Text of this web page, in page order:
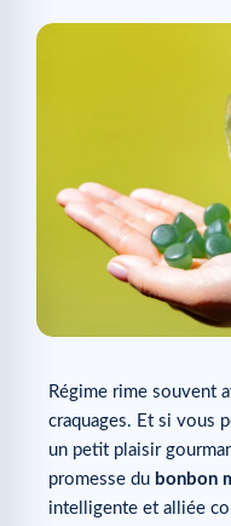
Régime rime souvent
craquages. Et si vous
un petit plaisir
promesse du bonbon
intelligente et alliée